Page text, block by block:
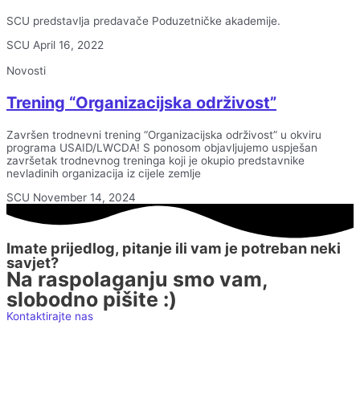
SCU predstavlja predavače Poduzetničke akademije.
SCU April 16, 2022
Novosti
Trening “Organizacijska održivost”
Završen trodnevni trening “Organizacijska održivost” u okviru
programa USAID/LWCDA! S ponosom objavljujemo uspješan
završetak trodnevnog treninga koji je okupio predstavnike
nevladinih organizacija iz cijele zemlje
SCU November 14, 2024
Imate prijedlog, pitanje ili vam je potreban neki
savjet?
Na raspolaganju smo vam,
slobodno pišite :)
Kontaktirajte nas